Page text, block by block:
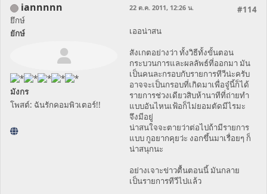
iannnnn
ยึกษ์
ยักษ์
มังกร
โพสต์: ฉันรักคอมพิวเตอร์!!
#114
22 ต.ค. 2011, 12:26 น.
เออน่าสน
สังเกตอย่างว่า ทั้งวิธีทั้งขั้นตอน
กระบวนการและผลลัพธ์ที่ออกมา มัน
เป็นคนละกรอบกับรายการทีวีน่ะครับ
อาจจะเป็นกรอบที่เกิดมาเพื่อจู๋นี้ก็ได้
รายการช่วงเดียวสิบห้านาทีที่ถ่ายทำ
แบบอันไหนเฟ้อก็ไม่ยอมตัดมีไรมะ
จึงมีอยู่
น่าสนใจจะตายว่าต่อไปถ้ามีรายการ
แบบ กูอยากคุยว่ะ งอกขึ้นมาเรื่อยๆ ก็
น่าสนุกนะ
อย่างเจาะข่าวตื้นตอนนี้ มันกลาย
เป็นรายการทีวีไปแล้ว